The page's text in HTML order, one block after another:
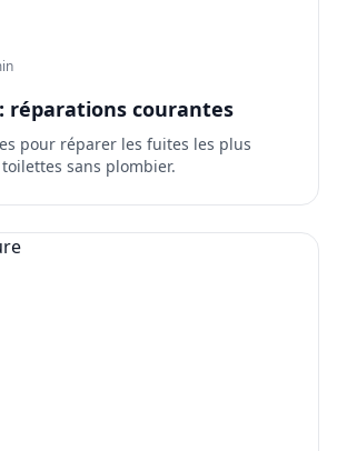
réparations courantes
pour réparer les fuites les plus
sans plombier.